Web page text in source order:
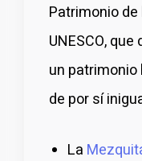
Patrimonio
UNESCO,
un
de por sí
La